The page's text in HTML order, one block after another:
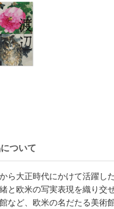
ついて
ら大正時代にかけて活躍し
と欧米の写実表現を織り交
など、欧米の名だたる美術